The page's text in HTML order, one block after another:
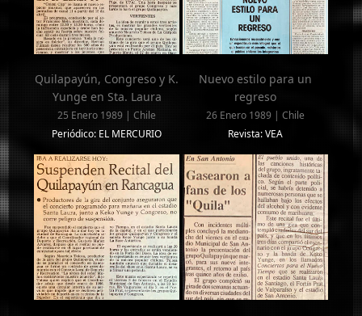
Quilapayún, Congreso y K.
Yunge en Sta. Laura
25 Enero 1989 | Chile
Periódico: EL MERCURIO
Nuevo estilo para un
regreso
26 Enero 1989 | Chile
Revista: VEA